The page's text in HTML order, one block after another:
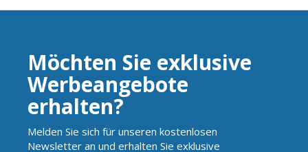
Möchten Sie exklusive
Werbeangebote
erhalten?
Melden Sie sich für unseren kostenlosen
Newsletter an und erhalten Sie exklusive